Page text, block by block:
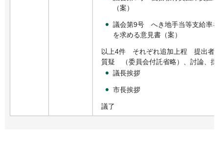
（案）
議会第9号 へき地手当等支給率
を求める意見書（案）
以上4件 それぞれ追加上程 提出者
質疑 （委員会付託省略）、討論、採
議長挨拶
市長挨拶
議了